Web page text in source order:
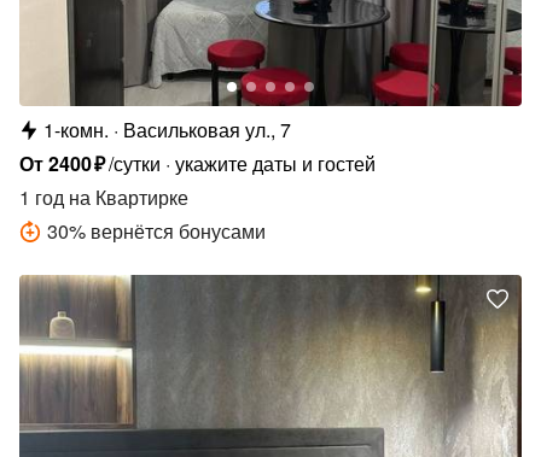
1-комн.
Васильковая ул., 7
От2400₽/сутки укажите даты и гостей
1 год на Квартирке
30% вернётся бонусами